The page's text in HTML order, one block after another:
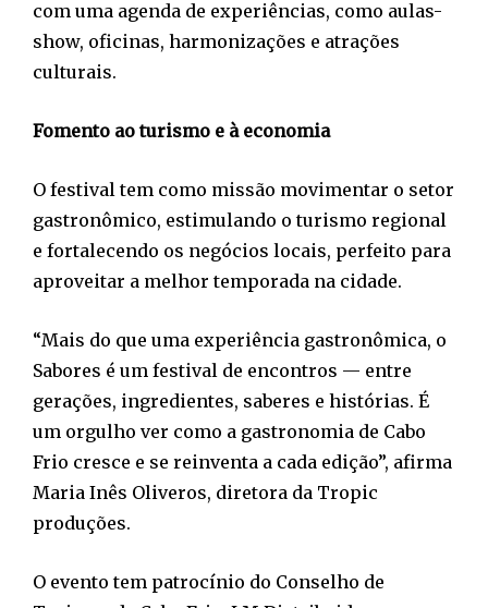
com uma agenda de experiências, como aulas-
show, oficinas, harmonizações e atrações
culturais.
Fomento ao turismo e à economia
O festival tem como missão movimentar o setor
gastronômico, estimulando o turismo regional
e fortalecendo os negócios locais, perfeito para
aproveitar a melhor temporada na cidade.
“Mais do que uma experiência gastronômica, o
Sabores é um festival de encontros — entre
gerações, ingredientes, saberes e histórias. É
um orgulho ver como a gastronomia de Cabo
Frio cresce e se reinventa a cada edição”, afirma
Maria Inês Oliveros, diretora da Tropic
produções.
O evento tem patrocínio do Conselho de